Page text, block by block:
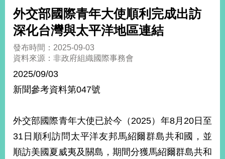
總
合
外
價
外
交
經
濟
外交部國際青年大使順利完成出訪
深化台灣與太平洋地區連結
發布時間：2025-09-03
資料來源：非政府組織國際事務會
2025/09/03
新聞參考資料第047號
外交部國際青年大使已於今（2025）年8月20日至
31日順利訪問太平洋友邦馬紹爾群島共和國，並
順訪美國夏威夷及關島，期間分獲馬紹爾群島共和